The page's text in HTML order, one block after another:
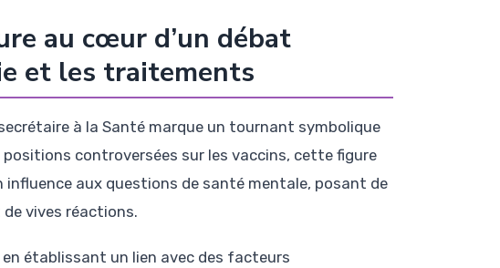
au cœur d’un débat
et les traitements
à la Santé marque un tournant symbolique
controversées sur les vaccins, cette figure
aux questions de santé mentale, posant de
vives réactions.
établissant un lien avec des facteurs